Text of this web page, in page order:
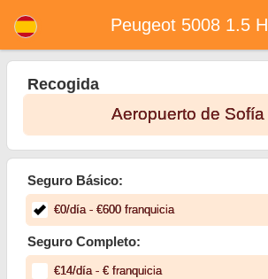
Seguro a todo riesgo (sin exceso), kilometraje ilimitado, asientos para niños gratis,
bajos de alquiler de coches garantizados.Peugeot 5008 1.5
Recogida
Aeropuerto de Sofía
Seguro Básico:
€0/día- €600franquicia
Seguro Completo:
€14/día- €franquicia